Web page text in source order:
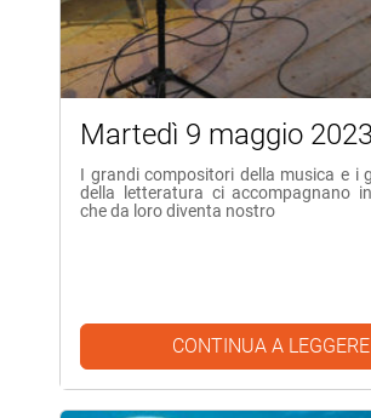
Martedì 9 maggio 2023
I grandi compositori della musica e i
della letteratura ci accompagnano
che da loro diventa nostro
CONTINUA A LEGGERE